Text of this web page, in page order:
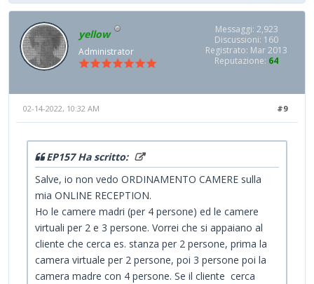
yellow
Administrator
Messaggi: 2,923
Discussioni: 160
Registrato: Mar 2013
Reputazione: 64
#9
02-14-2022, 10:32 AM
EP157 Ha scritto:
Salve, io non vedo ORDINAMENTO CAMERE sulla
mia ONLINE RECEPTION.
Ho le camere madri (per 4 persone) ed le camere
virtuali per 2 e 3 persone. Vorrei che si appaiano al
cliente che cerca es. stanza per 2 persone, prima la
camera virtuale per 2 persone, poi 3 persone poi la
camera madre con 4 persone. Se il cliente cerca